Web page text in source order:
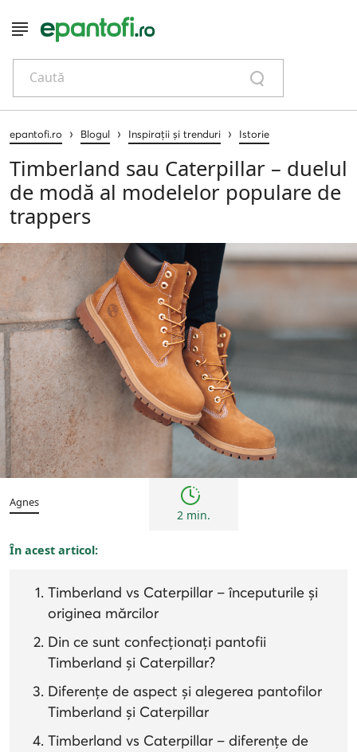
Caută
epantofi.ro › Blogul › Inspirații și trenduri › Istorie
Timberland sau Caterpillar – duelul
de modă al modelelor populare de
trappers
Inspirații și trenduri
Agnes
2 min.
În acest articol:
Timberland vs Caterpillar – începuturile și
originea mărcilor
Din ce sunt confecționați pantofii
Timberland și Caterpillar?
Diferențe de aspect și alegerea pantofilor
Timberland și Caterpillar
Timberland vs Caterpillar – diferențe de